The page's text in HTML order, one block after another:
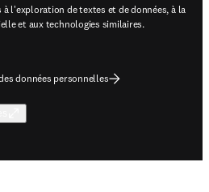
l'exploration de textes et de données, à la
et aux technologies similaires.
données personnelles